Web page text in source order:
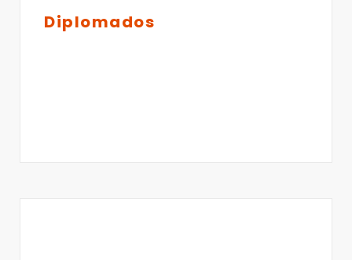
Diplomados